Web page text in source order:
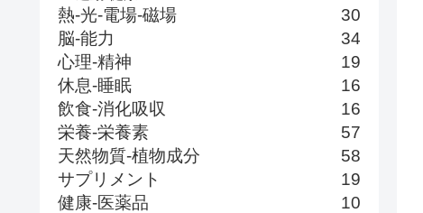
熱-光-電場-磁場
30
脳-能力
34
心理-精神
19
休息-睡眠
16
飲食-消化吸収
16
栄養-栄養素
57
天然物質-植物成分
58
サプリメント
19
健康-医薬品
10